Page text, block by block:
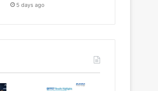
5 days ago